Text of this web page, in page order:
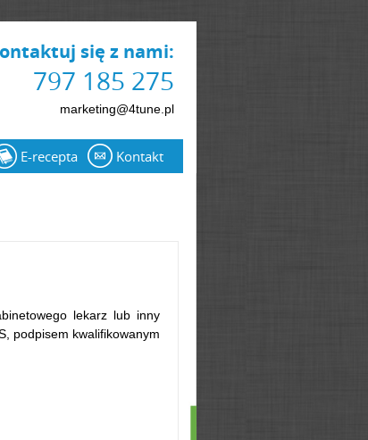
się z nami:
797 185 275
marketing@4tune.pl
lekarz lub inny
podpisem kwalifikowanym
E-recepta Kontakt